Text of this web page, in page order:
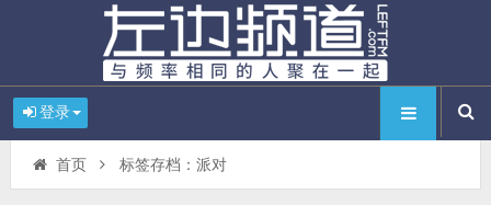
登录
首页 标签存档：派对